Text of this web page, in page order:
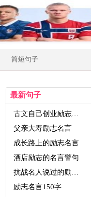
简短句子
最新句子
古文自己创业励志名言
父亲大寿励志名言
成长路上的励志名言
酒店励志的名言警句
励志名言150字